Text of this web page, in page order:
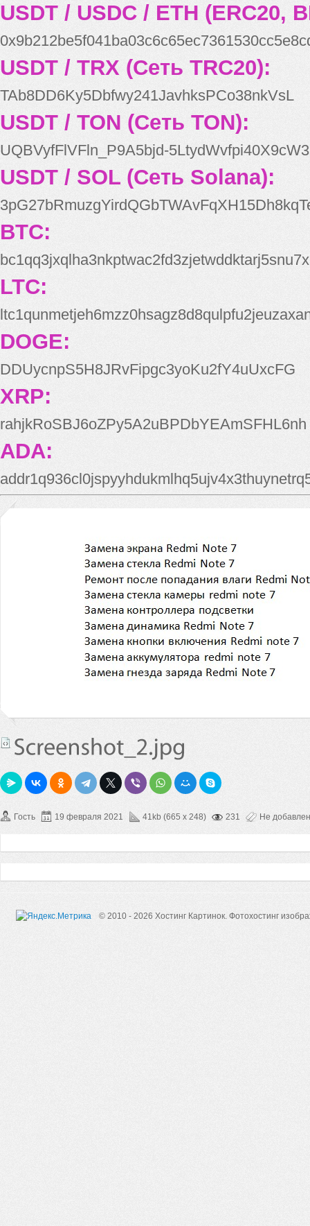
USDT / USDC / ETH (ERC20,
USDT / TRX (Сеть TRC20):
TAb8DD6Ky5Dbfwy241JavhksPCo38nkVsL
USDT / TON (Сеть TON):
UQBVyfFlVFln_P9A5bjd-
USDT / SOL (Сеть Solana):
BTC:
bc1qq3jxqlha3nkptwac2fd3zjetwddktarj5snu7x
LTC:
DOGE:
DDUycnpS5H8JRvFipgc3yoKu2fY4uUxcFG
XRP:
rahjkRoSBJ6oZPy5A2uBPDbYEAmSFHL6nh
ADA:
Гость 19 февраля 2021 41kb (665 x 248) 231 Не
© 2010 - 2026 Хостинг Картинок. Фотохостинг